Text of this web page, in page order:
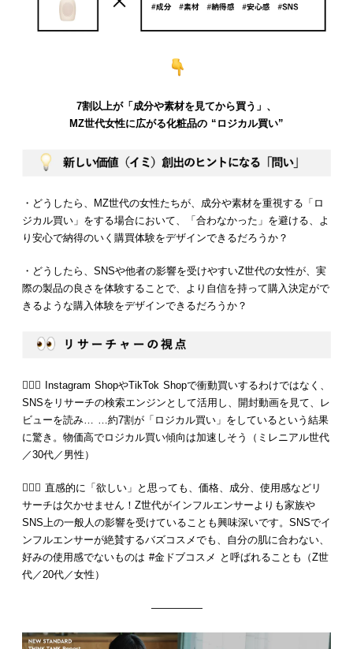
7割以上が「成分や素材を見てから買う」、
MZ世代女性に広がる化粧品の “ロジカル買い”
・どうしたら、MZ世代の女性たちが、成分や素材を重視する「ロ
ジカル買い」をする場合において、「合わなかった」を避ける、よ
り安心で納得のいく購買体験をデザインできるだろうか？
・どうしたら、SNSや他者の影響を受けやすいZ世代の女性が、実
際の製品の良さを体験することで、より自信を持って購入決定がで
きるような購入体験をデザインできるだろうか？
💁🏻‍♂️ Instagram ShopやTikTok Shopで衝動買いするわけではなく、
SNSをリサーチの検索エンジンとして活用し、開封動画を見て、レ
ビューを読み… …約7割が「ロジカル買い」をしているという結果
に驚き。物価高でロジカル買い傾向は加速しそう（ミレニアル世代
／30代／男性）
💁🏻‍♀️ 直感的に「欲しい」と思っても、価格、成分、使用感などリ
サーチは欠かせません！Z世代がインフルエンサーよりも家族や
SNS上の一般人の影響を受けていることも興味深いです。SNSでイ
ンフルエンサーが絶賛するバズコスメでも、自分の肌に合わない、
好みの使用感でないものは #金ドブコスメ と呼ばれることも（Z世
代／20代／女性）
—————